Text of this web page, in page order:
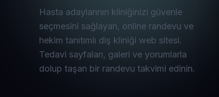
Hasta adaylarının kliniğinizi güvenle
seçmesini sağlayan, online randevu ve
hekim tanıtımlı diş kliniği web sitesi.
Tedavi sayfaları, galeri ve yorumlarla
dolup taşan bir randevu takvimi edinin.